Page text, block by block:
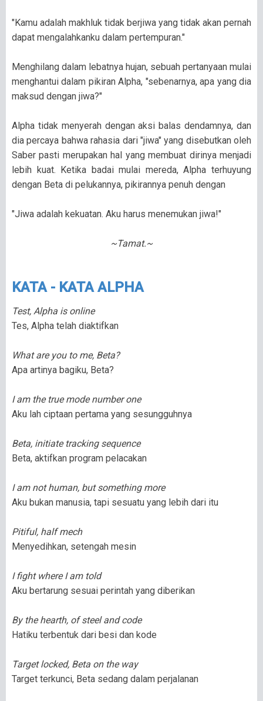
"Kamu adalah makhluk tidak berjiwa yang tidak akan pernah
dapat mengalahkanku dalam pertempuran."
Menghilang dalam lebatnya hujan, sebuah pertanyaan mulai
menghantui dalam pikiran Alpha, "sebenarnya, apa yang dia
maksud dengan jiwa?"
Alpha tidak menyerah dengan aksi balas dendamnya, dan
dia percaya bahwa rahasia dari "jiwa" yang disebutkan oleh
Saber pasti merupakan hal yang membuat dirinya menjadi
lebih kuat. Ketika badai mulai mereda, Alpha terhuyung
dengan Beta di pelukannya, pikirannya penuh dengan
"Jiwa adalah kekuatan. Aku harus menemukan jiwa!"
~Tamat.~
KATA - KATA ALPHA
Test, Alpha is online
Tes, Alpha telah diaktifkan
What are you to me, Beta?
Apa artinya bagiku, Beta?
I am the true mode number one
Aku lah ciptaan pertama yang sesungguhnya
Beta, initiate tracking sequence
Beta, aktifkan program pelacakan
I am not human, but something more
Aku bukan manusia, tapi sesuatu yang lebih dari itu
Pitiful, half mech
Menyedihkan, setengah mesin
I fight where I am told
Aku bertarung sesuai perintah yang diberikan
By the hearth, of steel and code
Hatiku terbentuk dari besi dan kode
Target locked, Beta on the way
Target terkunci, Beta sedang dalam perjalanan